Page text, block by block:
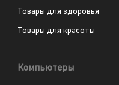
Товары для здоровья
Товары для красоты
Компьютеры